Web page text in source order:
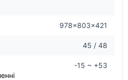
978×803×421
45 / 48
-15 ~ +53